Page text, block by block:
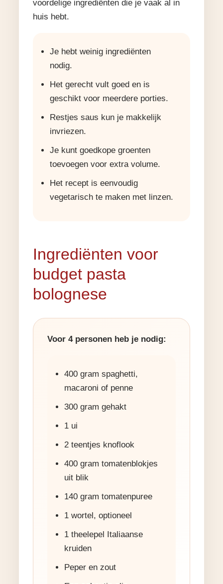
voordelige ingrediënten die je vaak al in
huis hebt.
Je hebt weinig ingrediënten
nodig.
Het gerecht vult goed en is
geschikt voor meerdere porties.
Restjes saus kun je makkelijk
invriezen.
Je kunt goedkope groenten
toevoegen voor extra volume.
Het recept is eenvoudig
vegetarisch te maken met linzen.
Ingrediënten voor
budget pasta
bolognese
Voor 4 personen heb je nodig:
400 gram spaghetti,
macaroni of penne
300 gram gehakt
1 ui
2 teentjes knoflook
400 gram tomatenblokjes
uit blik
140 gram tomatenpuree
1 wortel, optioneel
1 theelepel Italiaanse
kruiden
Peper en zout